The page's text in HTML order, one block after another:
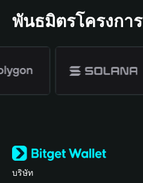
พันธมิตรโครงการ
บริษัท